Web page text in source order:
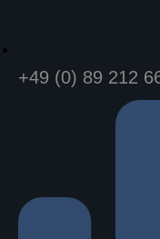
+49 (0) 89 212